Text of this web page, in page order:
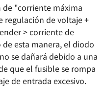
"corriente máxima
regulación de voltaje +
> corriente de
esta manera, el diodo
se dañará debido a una
que el fusible se rompa
de entrada excesivo.